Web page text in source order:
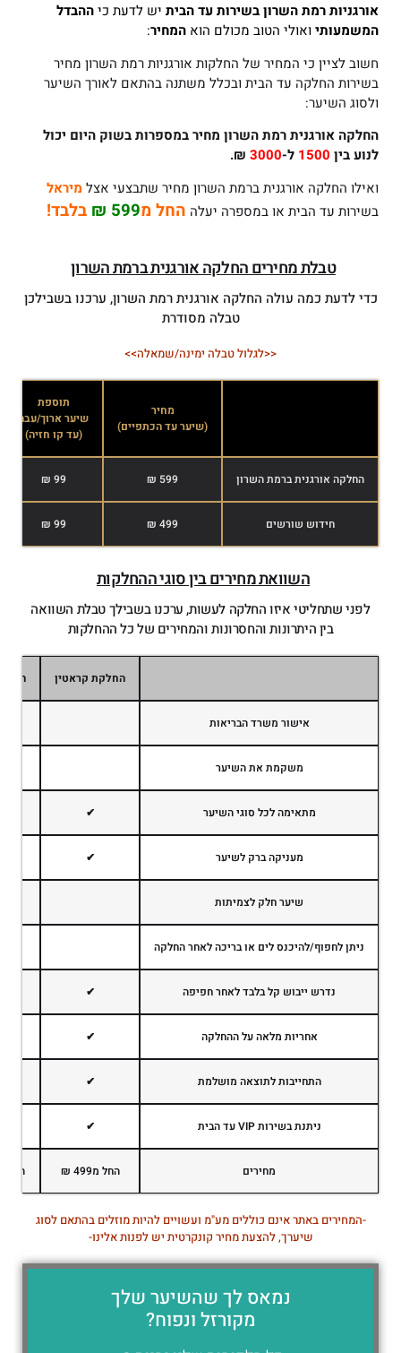
אורגניות רמת השרוןבשירות עד הבית יש לדעת כיההבדל
המשמעותיואולי הטוב מכולם הוא המחיר:
חשוב לציין כי המחיר של החלקות אורגניות רמת השרון מחיר
בשירות החלקה עד הבית ובכלל משתנה בהתאם לאורך השיער
ולסוג השיער:
החלקה אורגנית רמת השרון מחיר במספרות בשוק היום יכול
לנוע בין 1500 ל-3000
₪.
ואילו החלקה אורגנית ברמת השרון מחיר שתבצעי אצל מיראל
בשירות עד הבית או במספרה יעלה החל מ599 ₪ בלבד!
טבלת מחירים החלקה אורגנית ברמת השרון
כדי לדעת כמה עולה החלקה אורגנית רמת השרון, ערכנו בשבילכן
טבלה מסודרת
<<לגלול טבלה ימינה/שמאלה>>
מחיר
(שיער עד הכתפיים)
תוספת
שיער ארוך/עבה
(עד קו חזיה)
החלקה אורגנית ברמת השרון 599 ₪
99 ₪
חידוש שורשים 499 ₪
99 ₪
השוואת מחירים בין סוגי ההחלקות
לפני שתחליטי איזו החלקה לעשות, ערכנו בשבילך טבלת השוואה
בין היתרונות והחסרונות והמחירים של כל ההחלקות
החלקת קראטין
אישור משרד הבריאות
משקמת את השיער
מתאימה לכל סוגי השיער ✔
מעניקה ברק לשיער ✔
שיער חלק לצמיתות
ניתן לחפוף/להיכנס לים או בריכה לאחר החלקה
נדרש ייבוש קל בלבד לאחר חפיפה ✔
אחריות מלאה על ההחלקה ✔
התחייבות לתוצאה מושלמת ✔
ניתנת בשירות VIP עד הבית ✔
מחירים החל מ499 ₪ החל
-המחירים באתר אינם כוללים מע"מ ועשויים להיות מוזלים בהתאם לסוג
שיערך, להצעת מחיר קונקרטית יש לפנות אלינו-
נמאס לך שהשיער שלך
מקורזל ונפוח?